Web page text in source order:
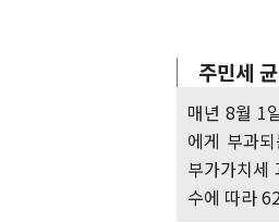
주민세
매년 8월 1
에게 부과
부가가치세
수에 따라